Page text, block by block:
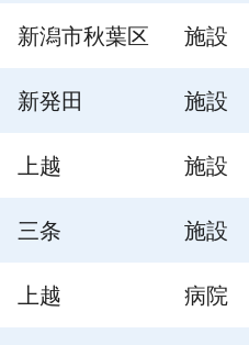
新潟市秋葉区 施設
新発田 施設
上越 施設
三条 施設
上越 病院